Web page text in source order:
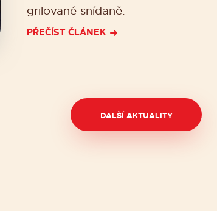
grilované snídaně.
PŘEČÍST ČLÁNEK
DALŠÍ AKTUALITY